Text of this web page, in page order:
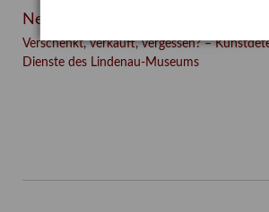
Neueste Beiträge
Verschenkt, verkauft, vergessen? –
Dienste des Lindenau-Museums